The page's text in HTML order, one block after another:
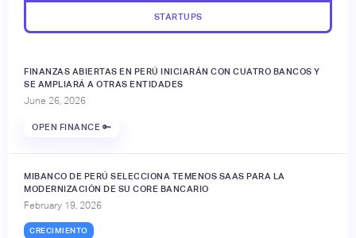
STARTUPS
FINANZAS ABIERTAS EN PERÚ INICIARÁN CON CUATRO BANCOS Y
SE AMPLIARÁ A OTRAS ENTIDADES
June 26, 2026
OPEN FINANCE 🔑
MIBANCO DE PERÚ SELECCIONA TEMENOS SAAS PARA LA
MODERNIZACIÓN DE SU CORE BANCARIO
February 19, 2026
CRECIMIENTO